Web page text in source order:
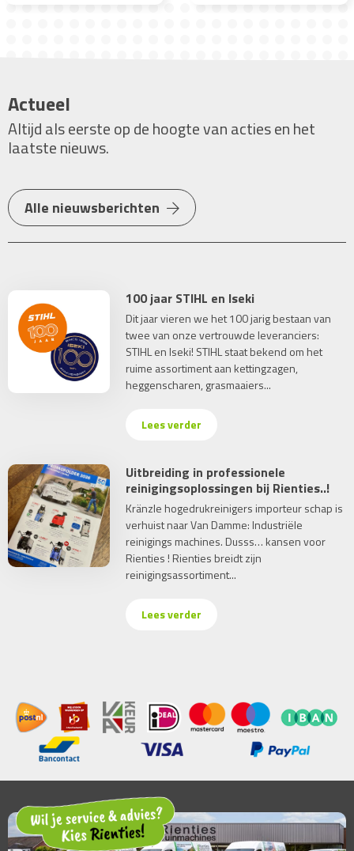
Actueel
Altijd als eerste op de hoogte van acties en het
laatste nieuws.
Alle nieuwsberichten
100 jaar STIHL en Iseki
Dit jaar vieren we het 100 jarig bestaan van
twee van onze vertrouwde leveranciers:
STIHL en Iseki! STIHL staat bekend om het
ruime assortiment aan kettingzagen,
heggenscharen, grasmaaiers...
Lees verder
Uitbreiding in professionele
reinigingsoplossingen bij Rienties..!
Kränzle hogedrukreinigers importeur schap is
verhuist naar Van Damme: Industriële
reinigings machines. Dusss… kansen voor
Rienties ! Rienties breidt zijn
reinigingsassortiment...
Lees verder